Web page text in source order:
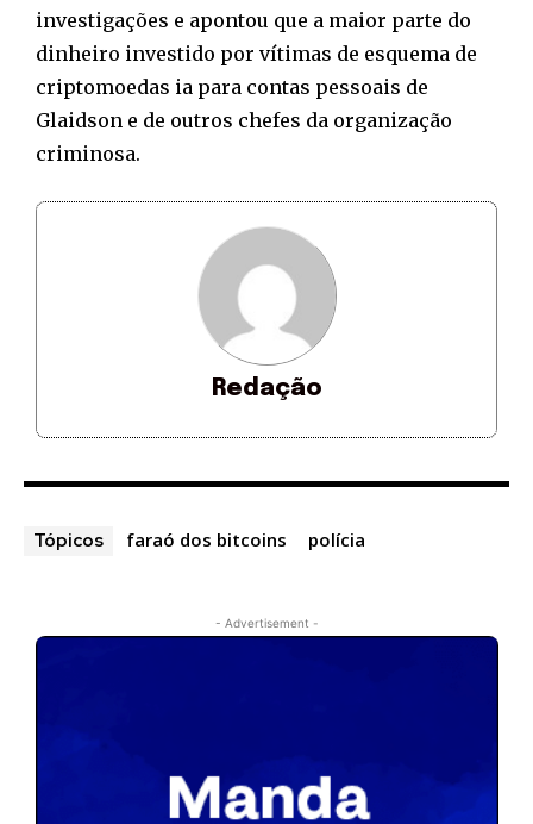
investigações e apontou que a maior parte do
dinheiro investido por vítimas de esquema de
criptomoedas ia para contas pessoais de
Glaidson e de outros chefes da organização
criminosa.
Redação
Tópicos faraó dos bitcoins polícia
- Advertisement -